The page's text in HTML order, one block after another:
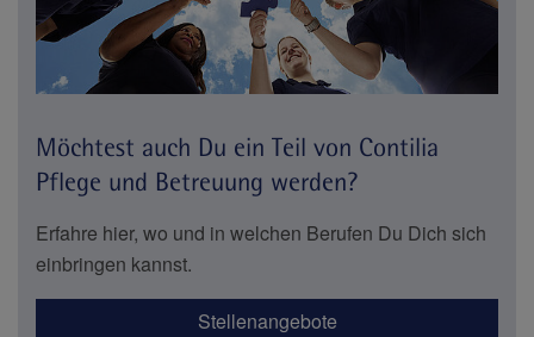
Möchtest auch Du ein Teil von Contilia
Pflege und Betreuung werden?
Erfahre hier, wo und in welchen Berufen Du Dich sich
einbringen kannst.
Stellenangebote